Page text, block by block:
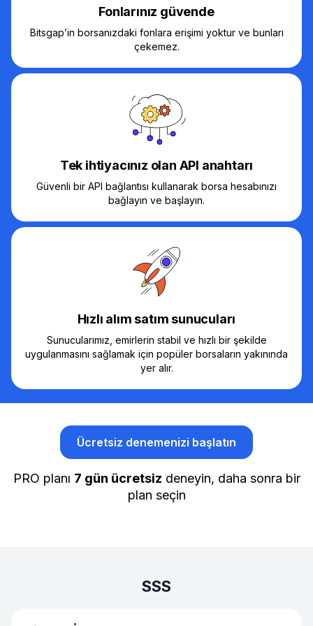
Fonlarınız güvende
Bitsgap’in borsanızdaki fonlara erişimi yoktur ve bunları
çekemez.
Tek ihtiyacınız olan API anahtarı
Güvenli bir API bağlantısı kullanarak borsa hesabınızı
bağlayın ve başlayın.
Hızlı alım satım sunucuları
Sunucularımız, emirlerin stabil ve hızlı bir şekilde
uygulanmasını sağlamak için popüler borsaların yakınında
yer alır.
Ücretsiz denemenizi başlatın
PRO planı 7 gün ücretsiz deneyin, daha sonra bir
plan seçin
SSS